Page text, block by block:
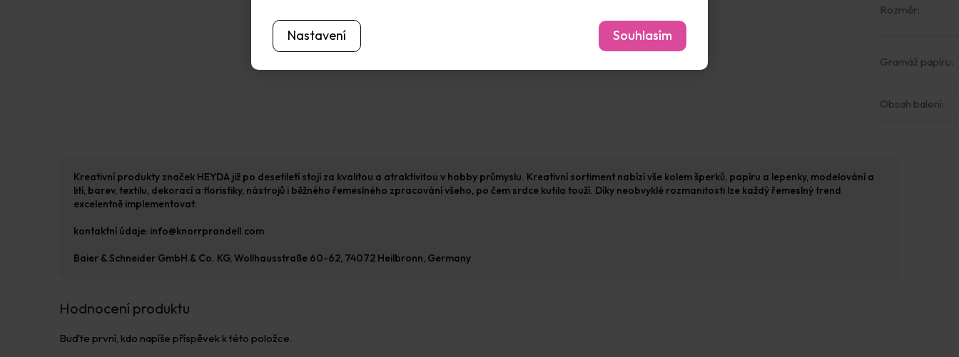
Nastavení Souhlasím
Rozměr:
Gramáž papíru:
Obsah balení:
Hodnocení produktu
Buďte první, kdo napíše příspěvek k této položce.
Kreativní produkty značek HEYDA již po desetiletí stojí za kvalitou a atraktivitou v hobby průmyslu. Kreativní sortiment nabízí vše kolem šperků, papíru a lepenky, modelování a
lití, barev, textilu, dekorací a floristiky, nástrojů i běžného řemeslného zpracování všeho, po čem srdce kutila touží. Díky neobvyklé rozmanitosti lze každý řemeslný trend
excelentně implementovat.
kontaktní údaje: info@knorrprandell.com
Baier & Schneider GmbH & Co. KG, Wollhausstraße 60-62, 74072 Heilbronn, Germany